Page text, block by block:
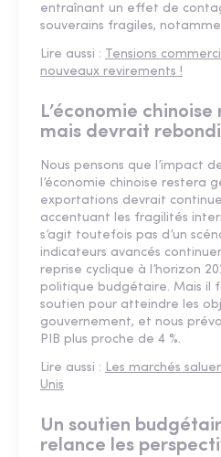
entraînant un effet de
souverains fragiles,
Lire aussi : Tensions
nouveaux revirements !
L’économie
mais devrait
Nous pensons que l’impact
l’économie chinoise restera
exportations devrait
accentuant les fragilités
s’agit toutefois pas d’un
indicateurs avancés
reprise cyclique à l’horizon
politique budgétaire. Mais il
soutien pour atteindre les
gouvernement, et nous
PIB plus proche de 4 %.
Lire aussi : Les marchés
Unis
Un soutien
relance les